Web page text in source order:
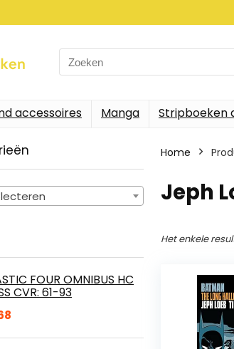
Search
for:
accessoires Manga Stripboeken
FOUR OMNIBUS HC
CVR: 61-93
Home
Jeph
Het enkele